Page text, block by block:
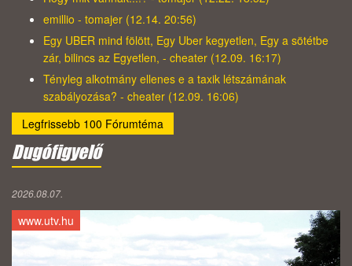
emillio - tomajer (12.14. 20:56)
Egy UBER mind fölött, Egy Uber kegyetlen, Egy a sötétbe
zár, bilincs az Egyetlen, - cheater (12.09. 16:17)
Tényleg alkotmány ellenes e a taxik létszámának
szabályozása? - cheater (12.09. 16:06)
Legfrissebb 100 Fórumtéma
Dugófigyelő
2026.08.07.
www.utv.hu